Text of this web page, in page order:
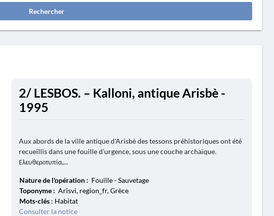
Rechercher
2/ LESBOS. – Kalloni, antique Arisbè -
1995
Aux abords de la ville antique d'Arisbè des tessons préhistoriques ont été
recueillis dans une fouille d'urgence, sous une couche archaïque.
Ελευθεροτυπία,...
Nature de l'opération : Fouille - Sauvetage
Toponyme : Arisvi, region_fr, Grèce
Mots-clés : Habitat
Consulter la notice